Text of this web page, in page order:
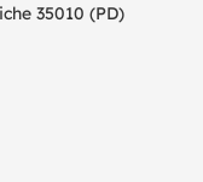
35010 (PD)